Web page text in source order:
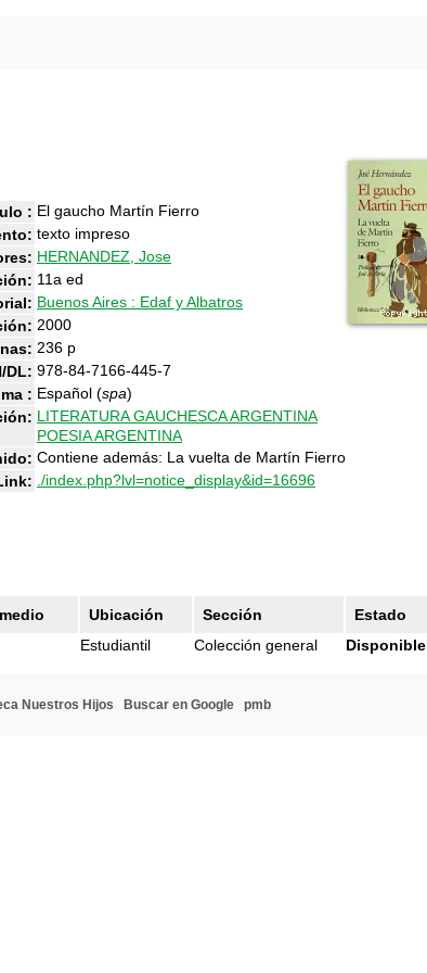
: El gaucho Martín Fierro
texto impreso
HERNANDEZ, Jose
11a ed
Buenos Aires : Edaf y Albatros
2000
236 p
DL: 978-84-7166-445-7
: Español (spa)
LITERATURA GAUCHESCA ARGENTINA
POESIA ARGENTINA
Contiene además: La vuelta de Martín Fierro
./index.php?lvl=notice_display&id=16696
Ubicación Sección
Estado
Estudiantil Colección general Disponible
Nuestros Hijos Buscar en Google pmb